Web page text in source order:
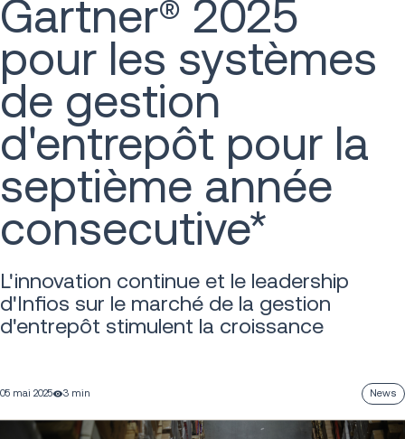
Gartner® 2025
pour les systèmes
de gestion
d'entrepôt pour la
septième année
consecutive*
L'innovation continue et le leadership
d'Infios sur le marché de la gestion
d'entrepôt stimulent la croissance
05 mai 2025 3 min News